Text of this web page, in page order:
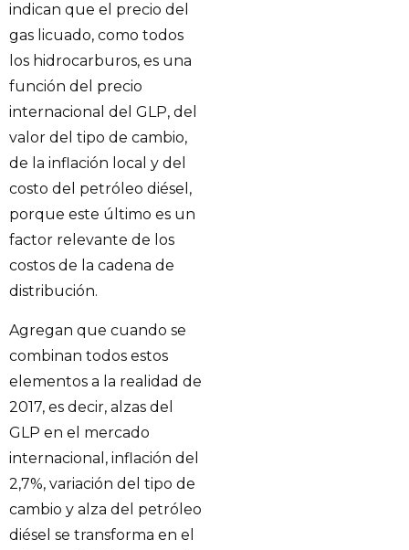
indican que el precio del
gas licuado, como todos
los hidrocarburos, es una
función del precio
internacional del GLP, del
valor del tipo de cambio,
de la inflación local y del
costo del petróleo diésel,
porque este último es un
factor relevante de los
costos de la cadena de
distribución.
Agregan que cuando se
combinan todos estos
elementos a la realidad de
2017, es decir, alzas del
GLP en el mercado
internacional, inflación del
2,7%, variación del tipo de
cambio y alza del petróleo
diésel se transforma en el